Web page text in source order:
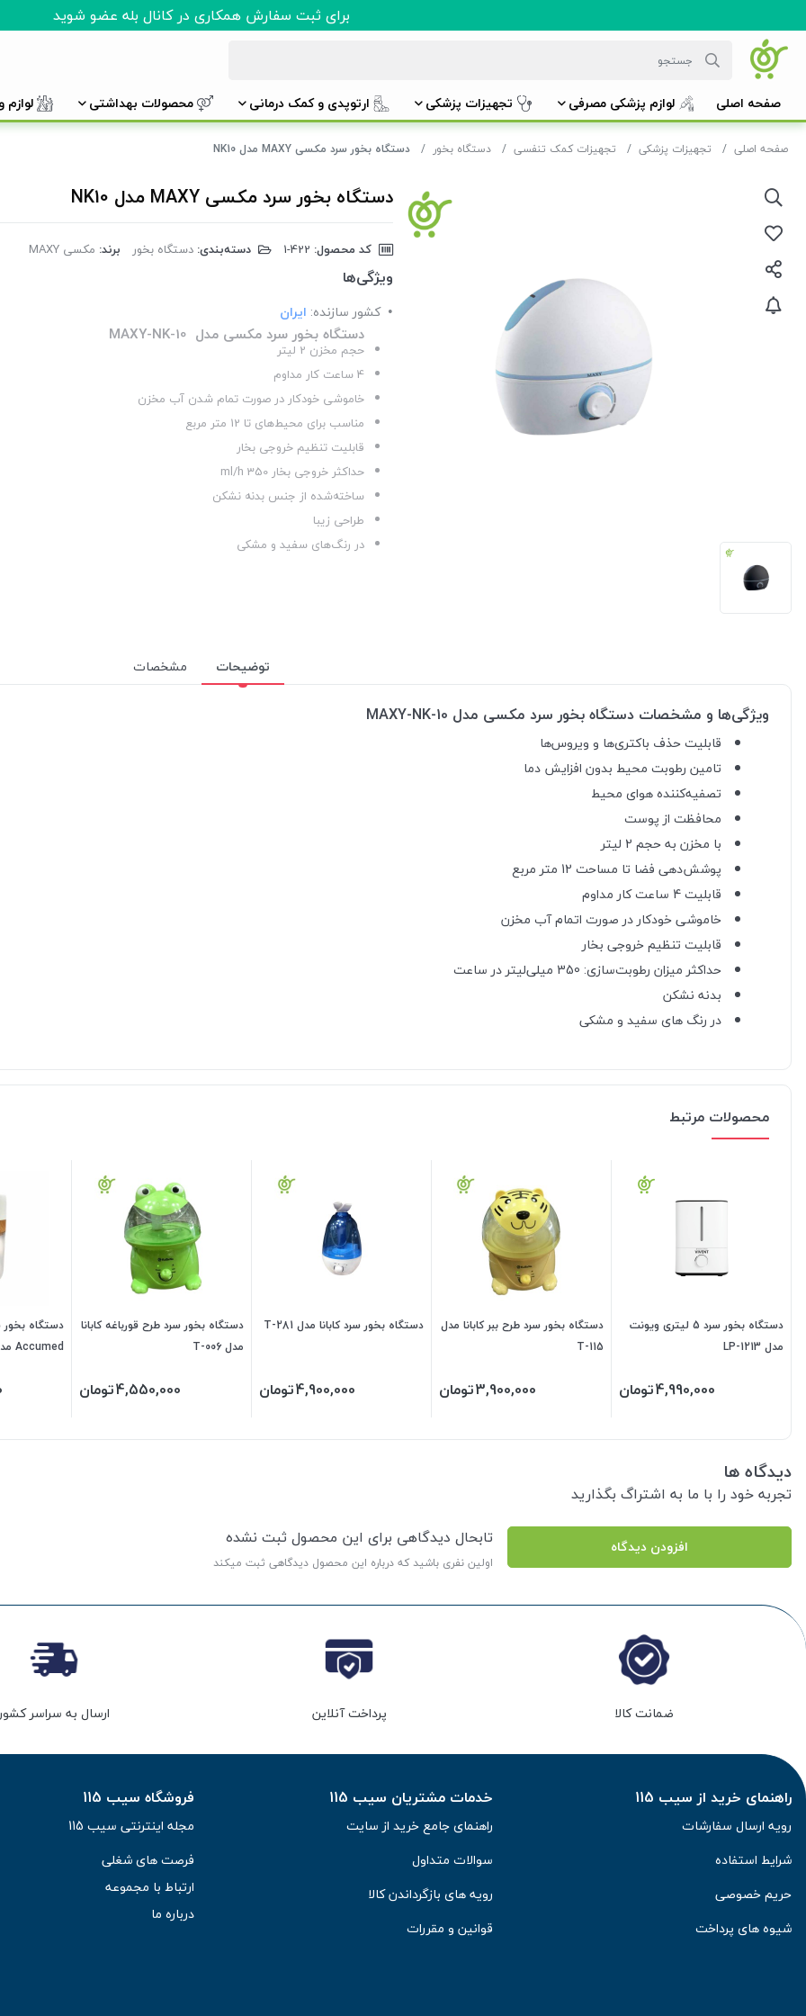
برای ثبت سفارش همکاری در کانال بله عضو شوید
صفحه اصلی لوازم پزشکی مصرفی تجهیزات پزشکی ارتوپدی و کمک درمانی محصولات بهداشتی
صفحه اصلی تجهیزات پزشکی تجهیزات کمک تنفسی دستگاه بخور دستگاه بخور سرد مکسی MAXY مدل NK10
دستگاه بخور سرد مکسی MAXY مدل NK10
کد محصول: دسته‌بندی: دستگاه بخور برند: مکسی MAXY
ویژگی‌ها
کشور سازنده: ایران
دستگاه بخور سرد مکسی مدل MAXY-NK-10
حجم مخزن 2 لیتر
4 ساعت کار مداوم
خاموشی خودکار در صورت تمام شدن آب مخزن
مناسب برای محیط‌های تا 12 متر مربع
قابلیت تنظیم خروجی بخار
حداکثر خروجی بخار 350 ml/h
ساخته‌شده از جنس بدنه نشکن
طراحی زیبا
در رنگ‌های سفید و مشکی
توضیحات مشخصات
ویژگی‌ها و مشخصات دستگاه بخور سرد مکسی مدل MAXY-NK-10
قابلیت حذف باکتری‌ها و ویروس‌ها
تامین رطوبت محیط بدون افزایش دما
تصفیه‌کننده هوای محیط
محافظت از پوست
با مخزن به حجم 2 لیتر
پوشش‌دهی فضا تا مساحت 12 متر مربع
قابلیت 4 ساعت کار مداوم
خاموشی خودکار در صورت اتمام آب مخزن
قابلیت تنظیم خروجی بخار
حداکثر میزان رطوبت‌سازی: 350 میلی‌لیتر در ساعت
بدنه نشکن
در رنگ های سفید و مشکی
محصولات مرتبط
دستگاه بخور سرد 5 لیتری ویونت
مدل LP-1213
4,990,000تومان
دستگاه بخور سرد طرح ببر کابانا مدل
T-115
3,900,000تومان
دستگاه بخور سرد کابانا مدل T-281
4,900,000تومان
دستگاه بخور سرد طرح قورباغه کابانا
مدل T-006
4,550,000تومان
Accumed مدل MD80
دیدگاه ها
تجربه خود را با ما به اشتراگ بگذارید
افزودن دیدگاه تابحال دیدگاهی برای این محصول ثبت نشده
اولین نفری باشید که درباره این محصول دیدگاهی ثبت میکند
ضمانت کالا پرداخت آنلاین ارسال به سراسر کشور
راهنمای خرید از سیب 115
رویه ارسال سفارشات
شرایط استفاده
حریم خصوصی
شیوه های پرداخت
خدمات مشتریان سیب 115
راهنمای جامع خرید از سایت
سوالات متداول
رویه های بازگرداندن کالا
قوانین و مقررات
فروشگاه سیب 115
مجله اینترنتی سیب 115
فرصت های شغلی
ارتباط با مجموعه
درباره ما